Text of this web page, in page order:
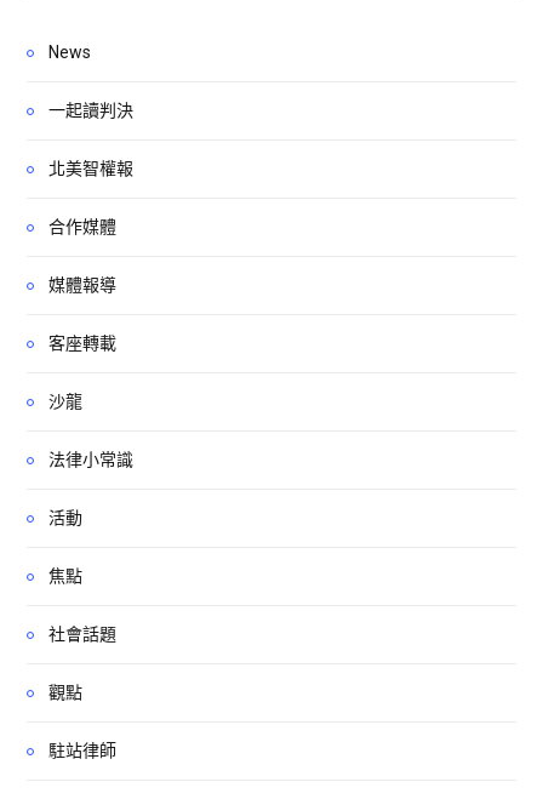
News
一起讀判決
北美智權報
合作媒體
媒體報導
客座轉載
沙龍
法律小常識
活動
焦點
社會話題
觀點
駐站律師